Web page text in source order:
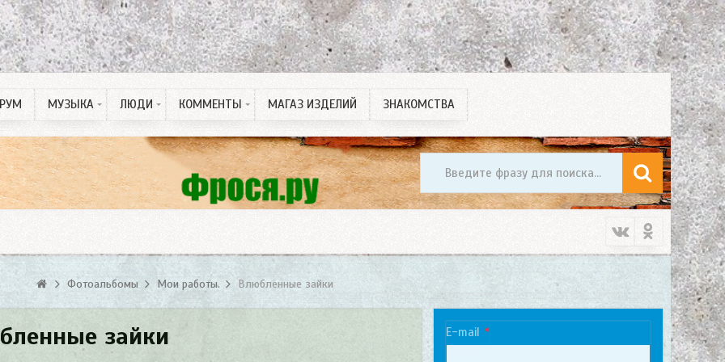
МУЗЫКА
Рингтон на Телефон
ЛЮДИ ПДД тесты
КОММЕНТЫ
Спонсорские статьиМАГАЗ ИЗДЕЛИЙ ЗНАКОМСТВА
Фотоальбомы Мои работы. Влюбленные зайки
зайки E-mail